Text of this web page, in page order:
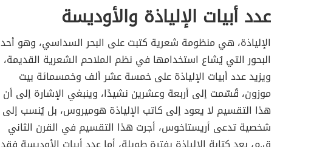
عدد أبيات الإلياذة والأوديسة
الإلياذة، هي منظومة شعرية كتبت على البحر السداسي، وهو أحد
البحور التي يُشاع استخدامها في نظم الملاحم الشعرية القديمة،
ويزيد عدد أبيات الإلياذة على خمسة عشر ألف وخمسمائة بيت
موزون، قُسّمت إلى أربعة وعشرين نشيدًا، وينبغي الإشارة إلى أن
هذا التقسيم لا يعود إلى كاتب الإلياذة هوميروس، بل يُنسب إلى
شخصية تدعى أريستاخوس، أجرت هذا التقسيم في القرن الثاني